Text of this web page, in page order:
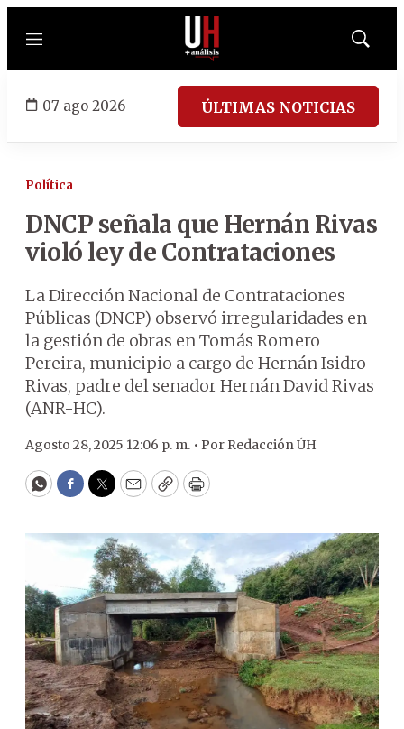
Menú
Mostrar
07 ago 2026 ÚLTIMAS NOTICIAS
Política
DNCP señala que Hernán Rivas
violó ley de Contrataciones
La Dirección Nacional de Contrataciones
Públicas (DNCP) observó irregularidades en
la gestión de obras en Tomás Romero
Pereira, municipio a cargo de Hernán Isidro
Rivas, padre del senador Hernán David Rivas
(ANR-HC).
Agosto 28, 2025 12:06 p. m. • Por Redacción ÚH
WhatsApp
Facebook
Twitter
EmailCopyPrint